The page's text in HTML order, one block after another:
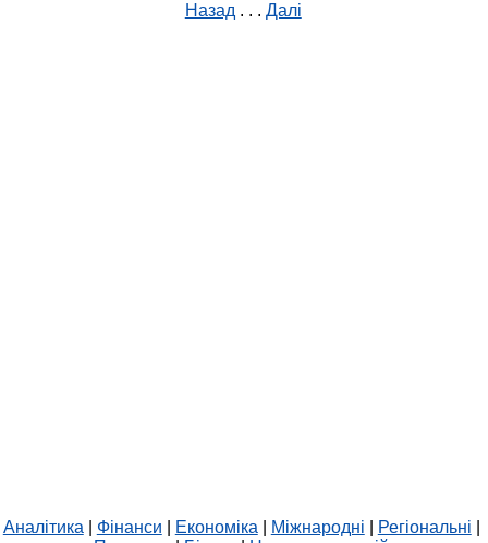
Назад . . . Далі
Аналітика Фінанси Економіка Міжнародні Регіональні